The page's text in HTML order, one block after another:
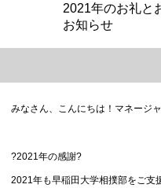
2021年のお礼と
お知らせ
みなさん、こんにちは！マネージ
?2021年の感謝?
2021年も早稲田大学相撲部をご支